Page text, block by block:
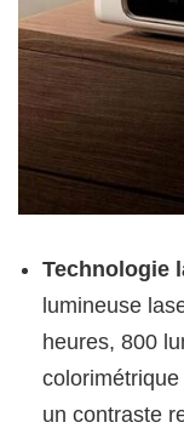
Technologie
lumineuse
heures, 800
un contraste